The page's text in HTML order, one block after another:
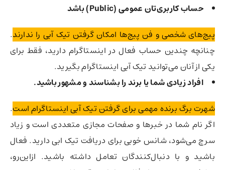
حساب کاربری‌تان عمومی (Public) باشد
پیج‌های شخصی و فن پیج‌ها امکان گرفتن تیک آبی را ندارند.
چنانچه چندین حساب فعال در اینستاگرام دارید، فقط برای
یکی از آنان می‌توانید تیک آبی اینستاگرام بگیرید.
افراد زیادی شما یا برند را بشناسند و مشهور باشید.
شهرت برگ برنده مهمی برای گرفتن تیک آبی اینستاگرام است.
اگر نام شما در خبرها و صفحات مجازی متعددی است و زیاد
سرچ می‌شود، شانس خوبی برای دریافت تیک ابی دارید. فعال
باشید و با دنبال‌کنندگان تعامل داشته باشید. ازاین‌رو،